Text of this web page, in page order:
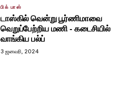
பிக் பாஸ்
டாஸ்கில் வென்று பூர்ணிமாவை
வெறுப்பேற்றிய மணி - கடைசியில்
வாங்கிய பல்ப்
3 ஜனவரி, 2024